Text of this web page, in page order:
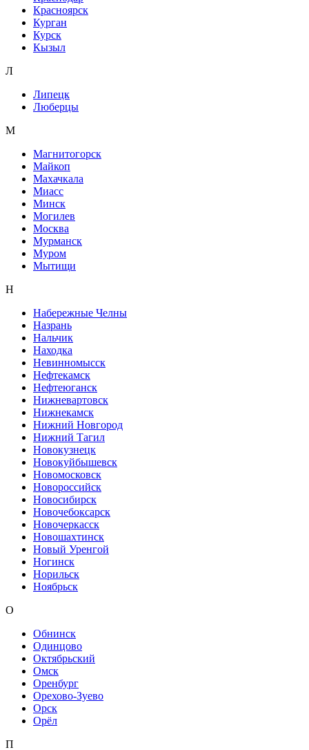
Красноярск
Курган
Курск
Кызыл
Л
Липецк
Люберцы
М
Магнитогорск
Майкоп
Махачкала
Миасс
Минск
Могилев
Москва
Мурманск
Муром
Мытищи
Н
Набережные Челны
Назрань
Нальчик
Находка
Невинномысск
Нефтекамск
Нефтеюганск
Нижневартовск
Нижнекамск
Нижний Новгород
Нижний Тагил
Новокузнецк
Новокуйбышевск
Новомосковск
Новороссийск
Новосибирск
Новочебоксарск
Новочеркасск
Новошахтинск
Новый Уренгой
Ногинск
Норильск
Ноябрьск
О
Обнинск
Одинцово
Октябрьский
Омск
Оренбург
Орехово-Зуево
Орск
Орёл
П